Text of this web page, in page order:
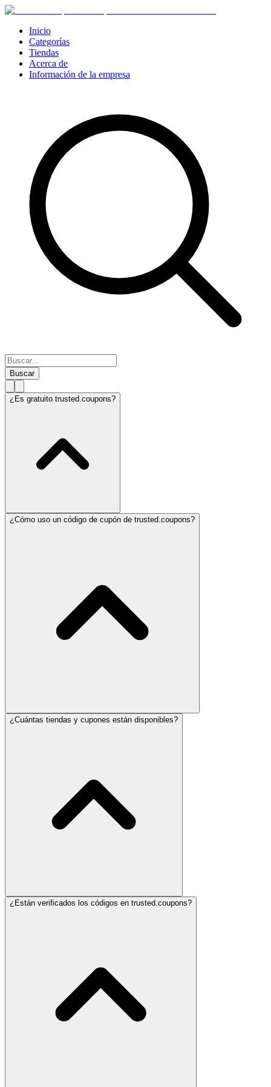
Inicio
Categorías
Tiendas
Acerca de
Información de la empresa
Buscar
¿Es gratuito trusted.coupons?
¿Cómo uso un código de cupón de trusted.coupons?
¿Cuántas tiendas y cupones están disponibles?
¿Están verificados los códigos en trusted.coupons?